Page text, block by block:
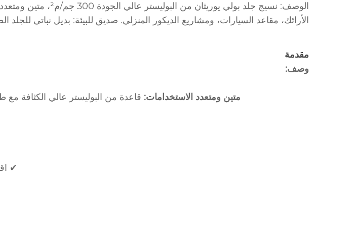
الوصف: نسيج جلد بولي
الأرائك، مقاعد السيارات، ومشاريع الديكور المنزلي. صديق للبيئة: بديل نباتي للجلد
مقدمة
وصف:
متين ومتعدد الاستخدامات: قاعدة من البوليستر عالي الكثافة مع
✔